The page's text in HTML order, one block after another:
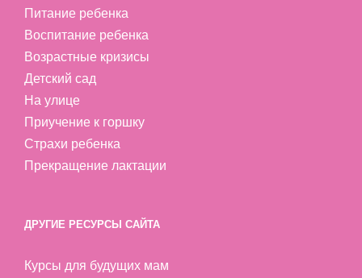
Питание ребенка
Воспитание ребенка
Возрастные кризисы
Детский сад
На улице
Приучение к горшку
Страхи ребенка
Прекращение лактации
ДРУГИЕ РЕСУРСЫ САЙТА
Курсы для будущих мам